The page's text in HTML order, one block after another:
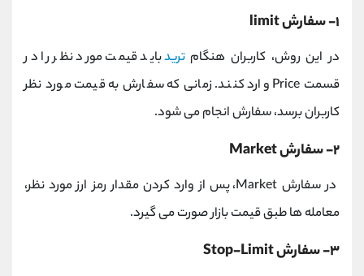
۱- سفارش limit
در این روش، کاربران هنگامتریدباید قیمت مورد نظر را در
قسمت Price وارد کنند. زمانی که سفارش به قیمت مورد نظر
کاربران برسد، سفارش انجام می شود.
۲- سفارش Market
در سفارش Market، پس از وارد کردن مقدار رمز ارز مورد نظر،
معامله ها طبق قیمت بازار صورت می گیرد.
۳- سفارش Stop-Limit